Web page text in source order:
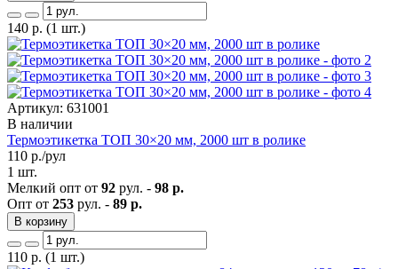
140 р. (1 шт.)
Артикул: 631001
В наличии
Термоэтикетка ТОП 30×20 мм, 2000 шт в ролике
110 р./рул
1 шт.
Мелкий опт от 92 рул. - 98 р.
Опт от 253 рул. - 89 р.
В корзину
110 р. (1 шт.)